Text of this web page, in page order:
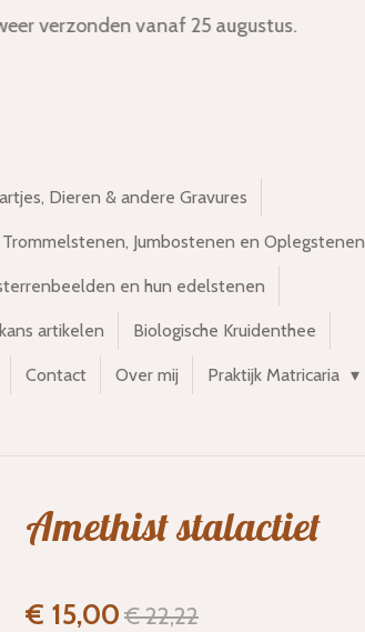
verzonden vanaf 25 augustus.
Dieren & andere Gravures
Trommelstenen, Jumbostenen en Oplegstenen
en hun edelstenen
artikelen Biologische Kruidenthee
Contact Over mij Praktijk Matricaria
Amethist stalactiet
€ 15,00€ 22,22